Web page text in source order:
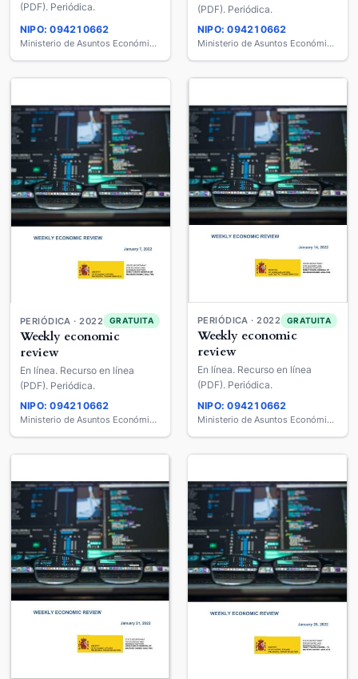
(PDF). Periódica.
NIPO: 094210662
Ministerio de Asuntos Económicos y Transformación Digital
(PDF). Periódica.
NIPO: 094210662
Ministerio de Asuntos Económicos y Transformación Digital
PERIÓDICA · 2022 GRATUITA
Weekly economic
review
En línea. Recurso en línea
(PDF). Periódica.
NIPO: 094210662
Ministerio de Asuntos Económicos y Transformación Digital
PERIÓDICA · 2022 GRATUITA
Weekly economic
review
En línea. Recurso en línea
(PDF). Periódica.
NIPO: 094210662
Ministerio de Asuntos Económicos y Transformación Digital